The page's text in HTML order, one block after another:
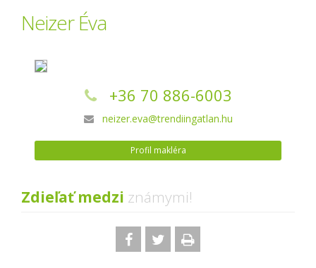
Neizer Éva
+36 70 886-6003
neizer.eva@trendiingatlan.hu
Profil makléra
Zdieľať medzi známymi!